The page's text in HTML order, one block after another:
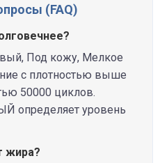
(FAQ)
Под кожу, Мелкое
с плотностью выше
50000 циклов.
определяет уровень
жира?